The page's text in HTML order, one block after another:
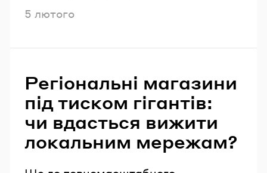
Опубліковано
5 лютого
Регіональні магазини
під тиском гігантів:
чи вдасться вижити
локальним мережам?